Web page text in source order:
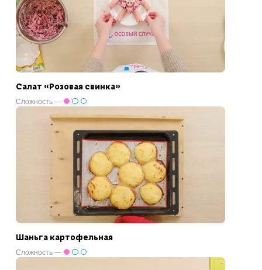
Салат «Розовая свинка»
Сложность —
Шаньга картофельная
Сложность —